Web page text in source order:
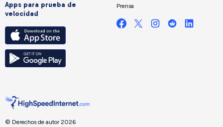
Apps para prueba de
velocidad
Prensa
© Derechos de autor 2026